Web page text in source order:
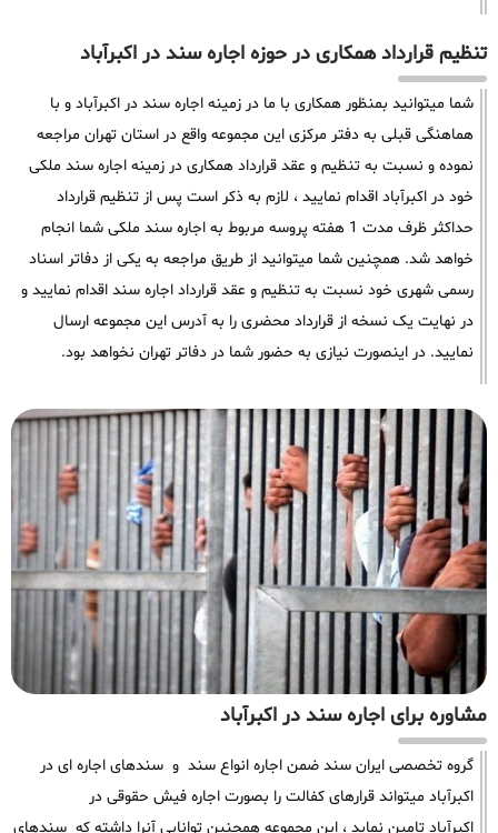
تنظیم قرارداد همکاری در حوزه اجاره سند در اکبرآباد
شما میتوانید بمنظور همکاری با ما در زمینه اجاره سند در اکبرآباد و با
هماهنگی قبلی به دفتر مرکزی این مجموعه واقع در استان تهران مراجعه
نموده و نسبت به تنظیم و عقد قرارداد همکاری در زمینه اجاره سند ملکی
خود در اکبرآباد اقدام نمایید ، لازم به ذکر است پس از تنظیم قرارداد
حداکثر ظرف مدت 1 هفته پروسه مربوط به اجاره سند ملکی شما انجام
خواهد شد. همچنین شما میتوانید از طریق مراجعه به یکی از دفاتر اسناد
رسمی شهری خود نسبت به تنظیم و عقد قرارداد اجاره سند اقدام نمایید و
در نهایت یک نسخه از قرارداد محضری را به آدرس این مجموعه ارسال
نمایید. در اینصورت نیازی به حضور شما در دفاتر تهران نخواهد بود.
مشاوره برای اجاره سند در اکبرآباد
گروه تخصصی ایران سند ضمن اجاره انواع سند و سندهای اجاره ای در
اکبرآباد میتواند قرارهای کفالت را بصورت اجاره فیش حقوقی در
اکبرآباد تامین نماید ، این مجموعه همچنین توانایی آنرا داشته که سندهای